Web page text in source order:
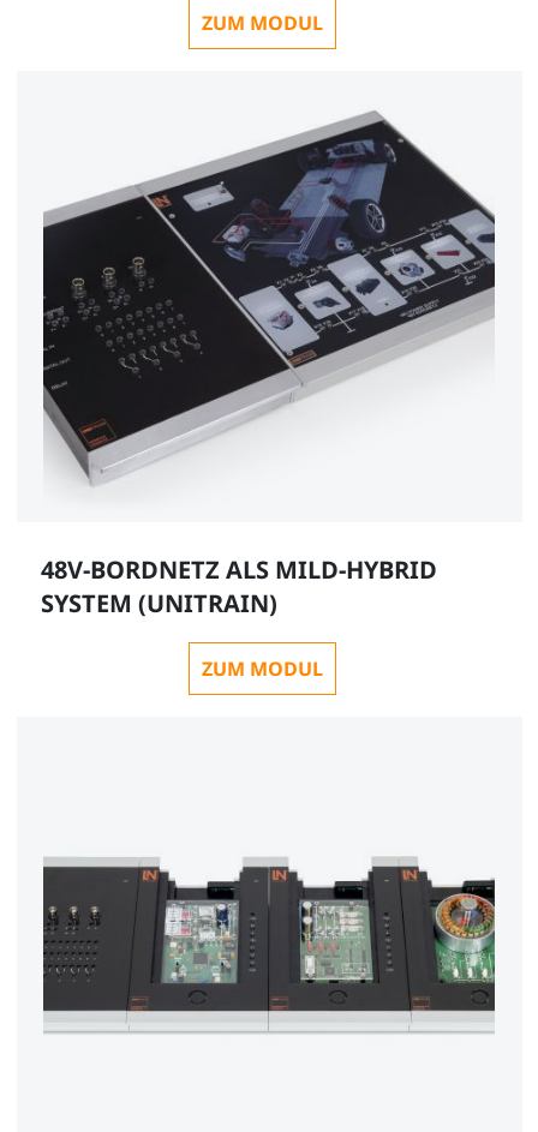
ZUM MODUL
48V-BORDNETZ ALS MILD-HYBRID
SYSTEM (UNITRAIN)
ZUM MODUL